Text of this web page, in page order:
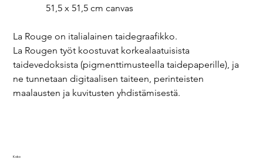
              51,5 x 51,5 cm canvas
La Rouge on italialainen taidegraafikko.
La Rougen työt koostuvat korkealaatuisista
taidevedoksista (pigmenttimusteella taidepaperille), ja
ne tunnetaan digitaalisen taiteen, perinteisten
maalausten ja kuvitusten yhdistämisestä.
Koko